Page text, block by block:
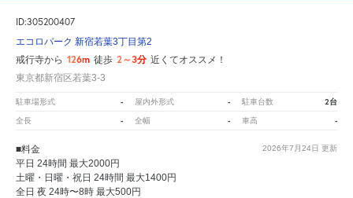
ID:305200407
エコロパーク 新宿若葉3丁目第2
戒行寺から 126m 徒歩 2～3分 近くてオススメ！
東京都新宿区若葉3-3
駐車場形式 - 屋内外形式 - 駐車台数 2台
全長 - 全幅 - 車高 -
2026年7月24日 更新
■料金
平日 24時間 最大2000円
土曜・日曜・祝日 24時間 最大1400円
全日 夜 24時〜8時 最大500円